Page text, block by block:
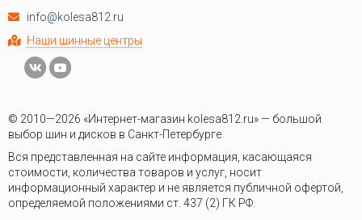
info@kolesa812.ru
Наши шинные центры
© 2010—2026 «Интернет-магазин kolesa812.ru» — большой
выбор шин и дисков в Санкт-Петербурге
Вся представленная на сайте информация, касающаяся
стоимости, количества товаров и услуг, носит
информационный характер и не является публичной офертой,
определяемой положениями ст. 437 (2) ГК РФ.